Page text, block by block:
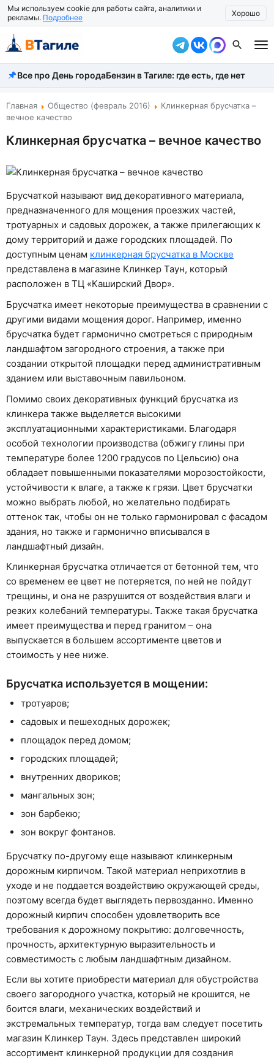
Мы используем cookie для работы сайта, аналитики и
рекламы. Подробнее Хорошо
Все новости
Происшествия
Жизнь
Экономика
Общество
Рассказать новость
Все про День городаБензин в Тагиле: где есть, где нет
Главная Общество (февраль 2016)
Клинкерная брусчатка –
вечное качество
Клинкерная брусчатка – вечное качество
Брусчаткой называют вид декоративного материала,
предназначенного для мощения проезжих частей,
тротуарных и садовых дорожек, а также прилегающих к
дому территорий и даже городских площадей. По
доступным ценам клинкерная брусчатка в Москве
представлена в магазине Клинкер Таун, который
расположен в ТЦ «Каширский Двор».
Брусчатка имеет некоторые преимущества в сравнении с
другими видами мощения дорог. Например, именно
брусчатка будет гармонично смотреться с природным
ландшафтом загородного строения, а также при
создании открытой площадки перед административным
зданием или выставочным павильоном.
Помимо своих декоративных функций брусчатка из
клинкера также выделяется высокими
эксплуатационными характеристиками. Благодаря
особой технологии производства (обжигу глины при
температуре более 1200 градусов по Цельсию) она
обладает повышенными показателями морозостойкости,
устойчивости к влаге, а также к грязи. Цвет брусчатки
можно выбрать любой, но желательно подбирать
оттенок так, чтобы он не только гармонировал с фасадом
здания, но также и гармонично вписывался в
ландшафтный дизайн.
Клинкерная брусчатка отличается от бетонной тем, что
со временем ее цвет не потеряется, по ней не пойдут
трещины, и она не разрушится от воздействия влаги и
резких колебаний температуры. Также такая брусчатка
имеет преимущества и перед гранитом – она
выпускается в большем ассортименте цветов и
стоимость у нее ниже.
Брусчатка используется в мощении:
тротуаров;
садовых и пешеходных дорожек;
площадок перед домом;
городских площадей;
внутренних двориков;
мангальных зон;
зон барбекю;
зон вокруг фонтанов.
Брусчатку по-другому еще называют клинкерным
дорожным кирпичом. Такой материал неприхотлив в
уходе и не поддается воздействию окружающей среды,
поэтому всегда будет выглядеть первозданно. Именно
дорожный кирпич способен удовлетворить все
требования к дорожному покрытию: долговечность,
прочность, архитектурную выразительность и
совместимость с любым ландшафтным дизайном.
Если вы хотите приобрести материал для обустройства
своего загородного участка, который не крошится, не
боится влаги, механических воздействий и
экстремальных температур, тогда вам следует посетить
магазин Клинкер Таун. Здесь представлен широкий
ассортимент клинкерной продукции для создания